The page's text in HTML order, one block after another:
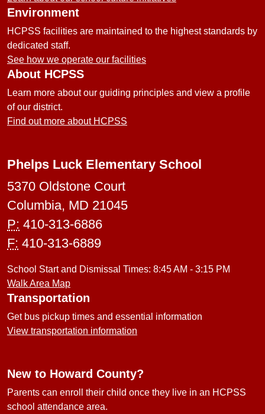
Environment
HCPSS facilities are maintained to the highest standards by
dedicated staff.
See how we operate our facilities
About HCPSS
Learn more about our guiding principles and view a profile
of our district.
Find out more about HCPSS
Phelps Luck Elementary School
5370 Oldstone Court
Columbia, MD 21045
P: 410-313-6886
F: 410-313-6889
School Start and Dismissal Times: 8:45 AM - 3:15 PM
Walk Area Map
Transportation
Get bus pickup times and essential information
View transportation information
New to Howard County?
Parents can enroll their child once they live in an HCPSS
school attendance area.